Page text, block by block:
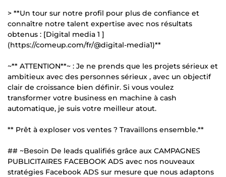
> **Un tour sur notre profil pour plus de confiance et
connaître notre talent expertise avec nos résultats
obtenus : [Digital media 1 ]
(https://comeup.com/fr/@digital-media1)**
~** ATTENTION**~ : Je ne prends que les projets sérieux et
ambitieux avec des personnes sérieux , avec un objectif
clair de croissance bien définir. Si vous voulez
transformer votre business en machine à cash
automatique, je suis votre meilleur atout.
** Prêt à exploser vos ventes ? Travaillons ensemble.**
## ~Besoin De leads qualifiés grâce aux CAMPAGNES
PUBLICITAIRES FACEBOOK ADS avec nos nouveaux
stratégies Facebook ADS sur mesure que nous adaptons